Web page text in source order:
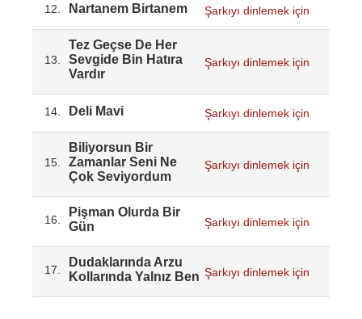
12. Nartanem Birtanem Şarkıyı dinlemek için
13.
Tez Geçse De Her
Sevgide Bin Hatıra
Vardır
Şarkıyı dinlemek için
14. Deli Mavi Şarkıyı dinlemek için
15.
Biliyorsun Bir
Zamanlar Seni Ne
Çok Seviyordum
Şarkıyı dinlemek için
16.
Pişman Olurda Bir
Gün
Şarkıyı dinlemek için
17.
Dudaklarında Arzu
Kollarında Yalnız Ben Şarkıyı dinlemek için